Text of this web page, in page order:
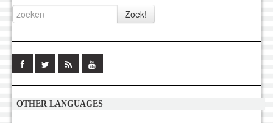
OTHER LANGUAGES